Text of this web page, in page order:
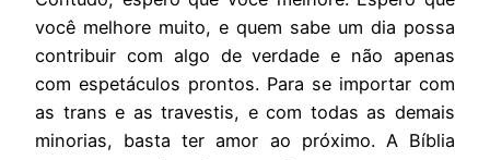
você melhore muito, e quem sabe um dia possa
contribuir com algo de verdade e não apenas
com espetáculos prontos. Para se importar com
as trans e as travestis, e com todas as demais
minorias, basta ter amor ao próximo. A Bíblia